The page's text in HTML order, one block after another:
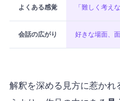
よくある感覚 「難しく考え
会話の広がり 好きな場面、
解釈を深める見方に惹かれ